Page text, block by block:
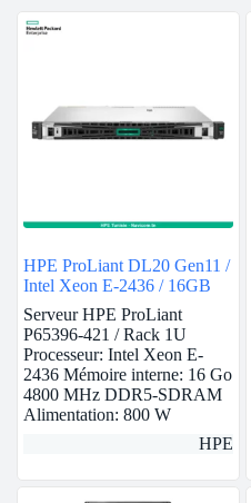
HPE ProLiant DL20 Gen11 /
Intel Xeon E-2436 / 16GB
Serveur HPE ProLiant
P65396-421 / Rack 1U
Processeur: Intel Xeon E-
2436 Mémoire interne: 16 Go
4800 MHz DDR5-SDRAM
Alimentation: 800 W
HPE